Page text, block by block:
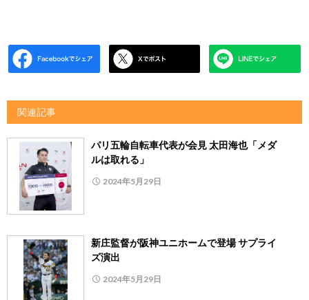
関連記事
パリ五輪自転車代表が会見 太田海也「メダ
ルは取れる」
2024年5月29日
新庄監督が阪神ユニホームで登場 サプライ
ズ演出
2024年5月29日